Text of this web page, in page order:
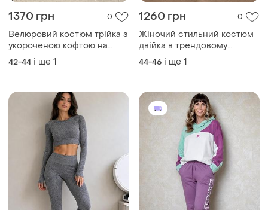
1370 грн 0
Велюровий костюм трійка з
укороченою кофтою на
блискавці з капюшоном з
топом з штанами на
42-44 і ще 1
1260 грн 0
Жіночий стильний костюм
двійка в трендовому
кольорі мокко кофта на
змійці+штани стиль
44-46 і ще 1